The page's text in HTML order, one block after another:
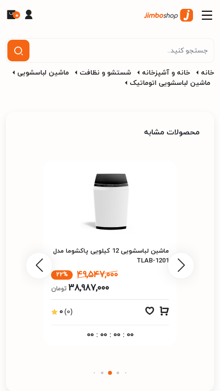
0
خانه خانه و آشپزخانه شستشو و نظافت
ماشین لباسشویی
ماشین لباسشویی اتوماتیک
محصولات مشابه
ماشین لباسشویی 12 کیلویی پاکشوما مدل
TLAB-1201
49,547,000
22%
38,987,000تومان
0(0)
00 : 00 : 00 : 00